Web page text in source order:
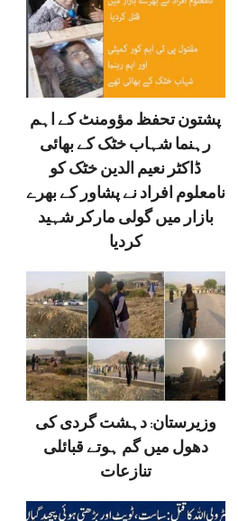
پشتون تحفظ مؤومنٹ کے اہم
رہنما شہاب خٹک کے بھائی
ڈاکٹر نعیم الدین خٹک کو
نامعلوم افراد نے پشاور کے بھرے
بازار میں گولی مارکر شہید
کردیا
وزیرستان: دہشت گردی کی
دھول میں گم ہوتے قبائلی
تنازعات